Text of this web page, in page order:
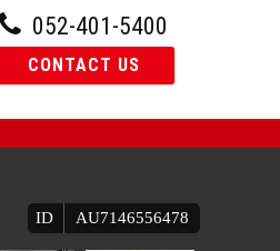
052-401-5400
CONTACT US
ID AU7146556478